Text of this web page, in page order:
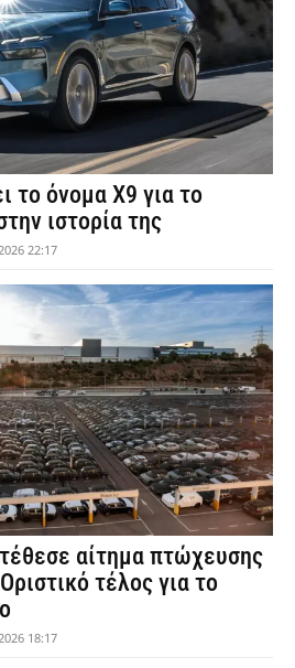
το όνομα X9 για το
ιστορία της
22:17
αίτημα πτώχευσης
τέλος για το
18:17